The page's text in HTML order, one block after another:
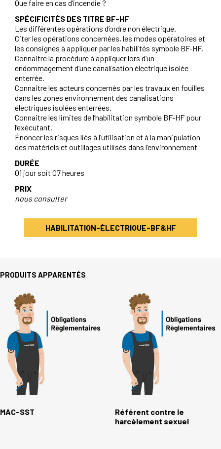
Que faire en cas d’incendie ?
SPÉCIFICITÉS DES TITRE BF-HF
Les différentes opérations d’ordre non électrique.
Citer les opérations concernées, les modes opératoires et
les consignes à appliquer par les habilités symbole BF-HF.
Connaitre la procédure à appliquer lors d’un
endommagement d’une canalisation électrique isolée
enterrée.
Connaitre les acteurs concernés par les travaux en fouilles
dans les zones environnement des canalisations
électriques isolées enterrées.
Connaitre les limites de l’habilitation symbole BF-HF pour
l’exécutant.
Énoncer les risques liés à l’utilisation et à la manipulation
des matériels et outillages utilisés dans l’environnement
DURÉE
01 jour soit 07 heures
PRIX
nous consulter
HABILITATION-ÉLECTRIQUE-BF&HF
PRODUITS APPARENTÉS
MAC-SST
Référent contre le
harcèlement sexuel